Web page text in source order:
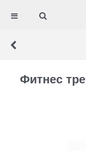
Фитнес